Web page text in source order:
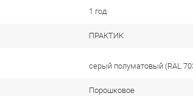
1 год
ПРАКТИК
серый полуматовый (RAL
Порошковое